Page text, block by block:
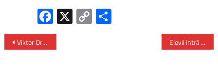
Fa
ce
b
X C
o
Viktor Orban – „Ordinea mondială liberal-progresistă ar putea fi înlocuită în acest an cu una suveranistă Elevii intră în vacanța de primăvară